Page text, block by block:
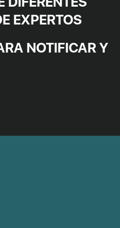
EXPERTOS
NOTIFICAR Y